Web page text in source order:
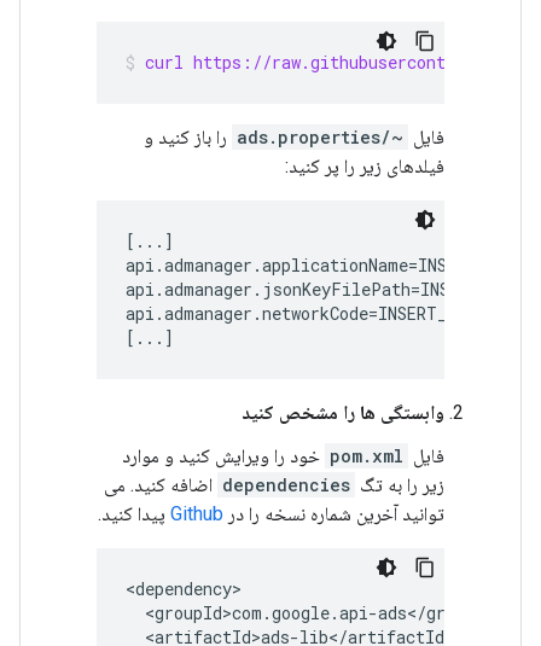
curl https://raw.githubusercontent.com/
فایل ~/ads.properties
را باز کنید و
فیلدهای زیر را پر کنید:
[...]
[...]
وابستگی ها را مشخص کنید
فایل pom.xml خود را ویرایش کنید و موارد
زیر را به تگ dependencies اضافه کنید. می
توانید آخرین شماره نسخه را در Github پیدا کنید.